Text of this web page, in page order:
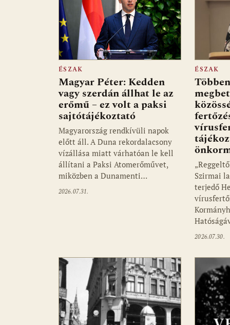
ÉSZAK
Magyar Péter: Kedden
vagy szerdán állhat le az
erőmű – ez volt a paksi
sajtótájékoztató
Magyarország rendkívüli napok
előtt áll. A Duna rekordalacsony
vízállása miatt várhatóan le kell
állítani a Paksi Atomerőművet,
miközben a Dunamenti…
2026.07.31.
ÉSZAK
Szirmai
terjedő
2026.07.30.